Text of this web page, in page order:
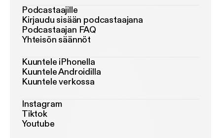
Podcastaajille
Kirjaudu sisään podcastaajana
Podcastaajan FAQ
Yhteisön säännöt
Kuuntele iPhonella
Kuuntele Androidilla
Kuuntele verkossa
Instagram
Tiktok
Youtube